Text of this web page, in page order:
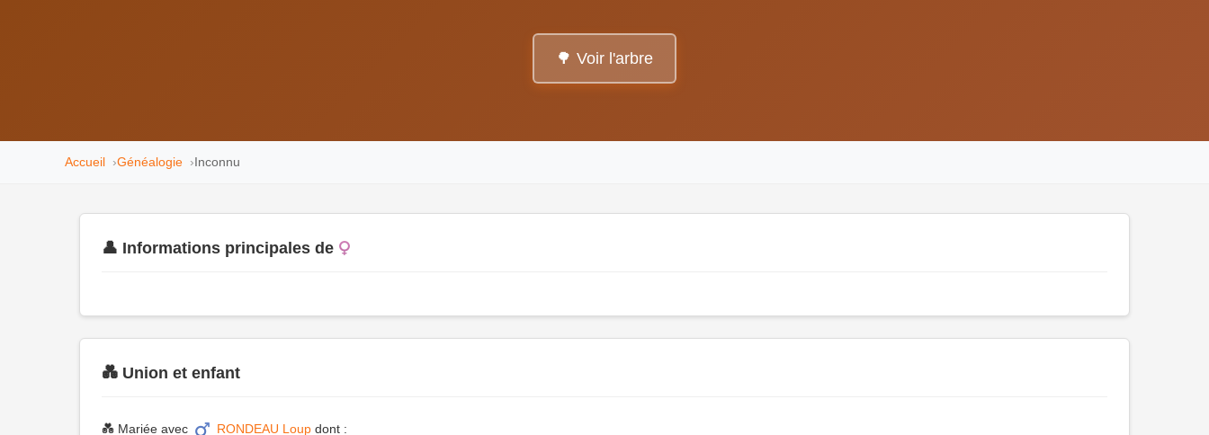
🌳 Voir l'arbre
Accueil Généalogie Inconnu
👤 Informations principales de
💑 Union et enfant
💑 Mariée avec RONDEAU Loup dont :